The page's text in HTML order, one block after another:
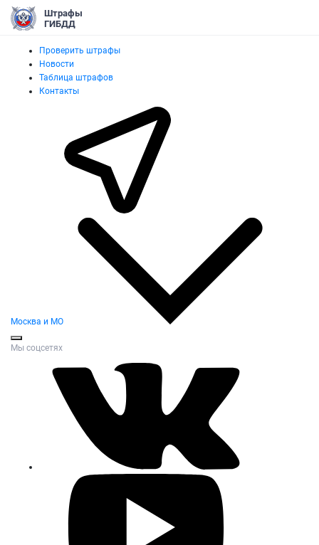
Штрафы
ГИБДД
Проверить штрафы
Новости
Таблица штрафов
Контакты
Москва и МО
Мы соцсетях